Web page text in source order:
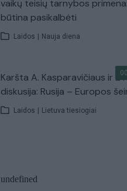
vaikų teisių tarnybos
būtina pasikalbėti
Laidos | Nauja diena
Karšta A. Kasparavičiaus ir Ž
diskusija: Rusija – Europos
Laidos | Lietuva tiesiogiai